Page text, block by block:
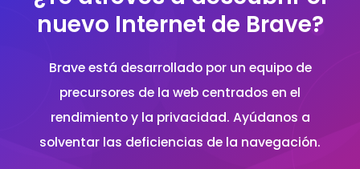
nuevo Internet de Brave?
Brave está desarrollado por un equipo de
precursores de la web centrados en el
rendimiento y la privacidad. Ayúdanos a
solventar las deficiencias de la navegación.